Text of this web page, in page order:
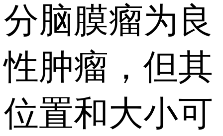
分脑膜瘤为良
性肿瘤，但其
位置和大小可